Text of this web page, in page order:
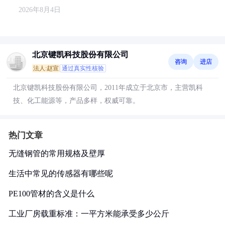
2026年8月4日
北京键凯科技股份有限公司
法人:赵宣 通过真实性核验
咨询 进店
北京键凯科技股份有限公司，2011年成立于北京市，主营凯科
技、化工能源等，产品多样，权威可靠。
热门文章
无缝钢管的常用规格及壁厚
生活中常见的传感器有哪些呢
PE100管材的含义是什么
工业厂房载重标准：一平方米能承受多少公斤